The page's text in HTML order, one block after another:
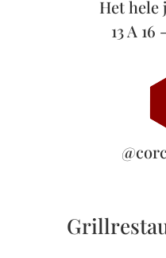
Het hele
13 A 16